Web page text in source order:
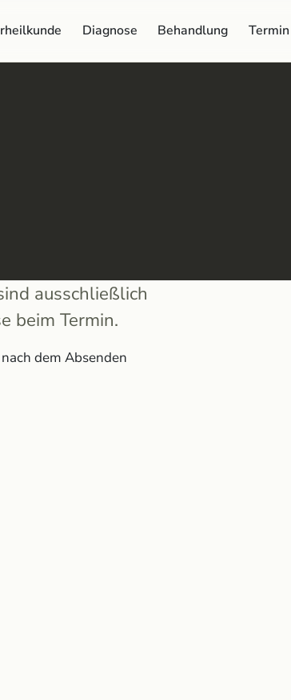
Diagnose Behandlung Termin
ausschließlich
beim Termin.
dem Absenden